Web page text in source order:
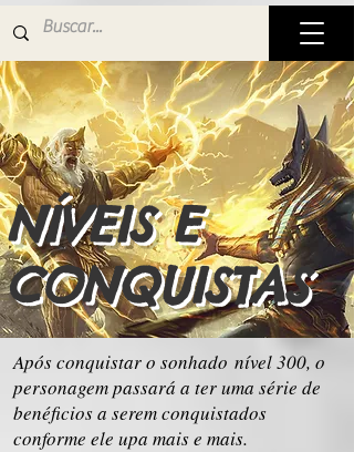
NÍVEIS E
CONQUISTAS
Após conquistar o sonhado nível 300, o
personagem passará a ter uma série de
benéficios a serem conquistados
conforme ele upa mais e mais.